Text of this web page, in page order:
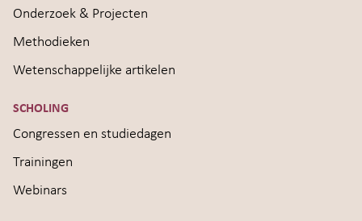
Onderzoek & Projecten
Methodieken
Wetenschappelijke artikelen
SCHOLING
Congressen en studiedagen
Trainingen
Webinars